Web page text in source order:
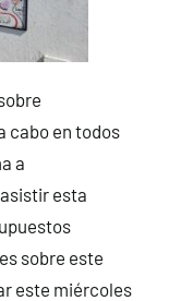
cabo en todos
a
esta
sobre este
este miércoles